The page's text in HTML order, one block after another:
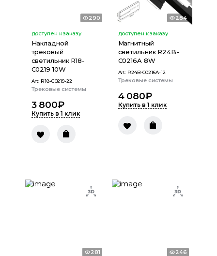
290
доступен к заказу
Накладной
трековый
светильник R18-
C0219 10W
Art: R18-C0219-22
Трековые системы
3 800₽
Купить в 1 клик
284
доступен к заказу
Магнитный
светильник R24B-
C0216A 8W
Art: R24B-C0216A-12
Трековые системы
4 080₽
Купить в 1 клик
281 246